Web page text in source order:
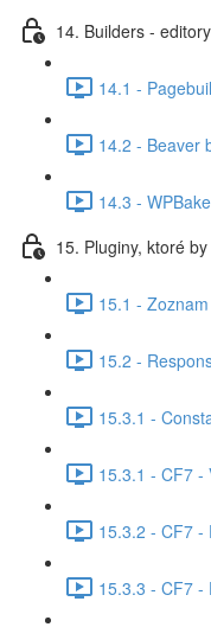
14. Builders - editory
14.1 -
14.2 - Beaver
14.3 -
15. Pluginy, ktoré
15.1 -
15.2 -
15.3.1 -
15.3.1 - CF7 -
15.3.2 - CF7 -
15.3.3 - CF7 -